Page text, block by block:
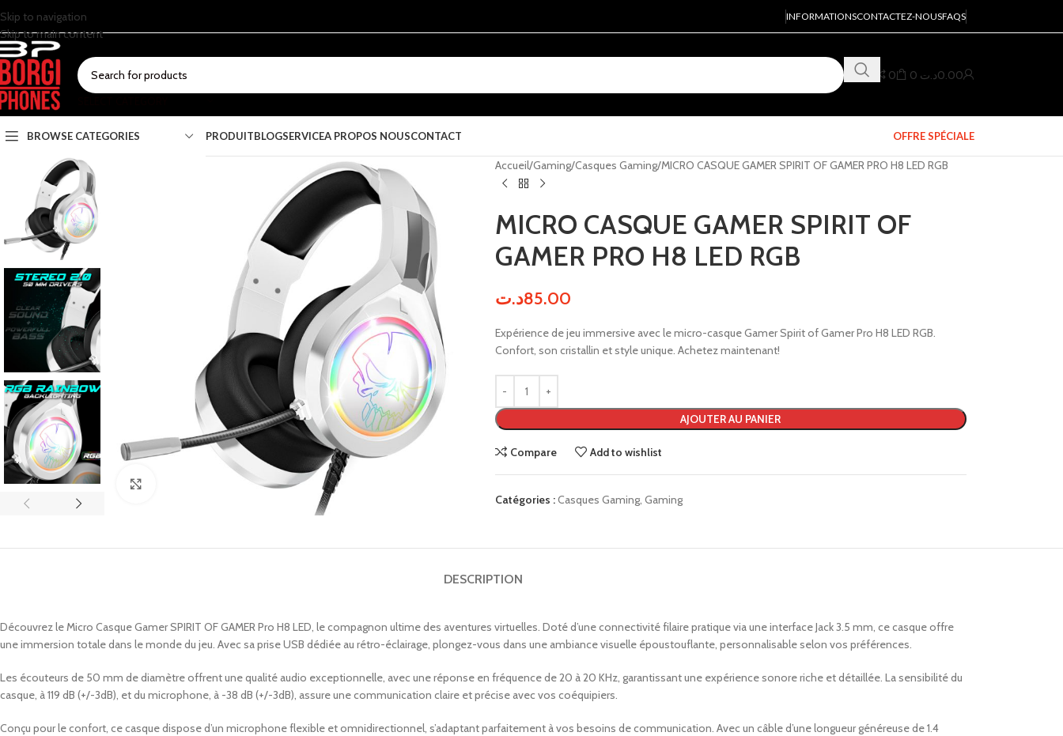
Skip to navigation
Skip to main content
INFORMATIONSCONTACTEZ-NOUSFAQS
0 0 0.00د.ت
BROWSE CATEGORIES PRODUITBLOGSERVICEA PROPOS NOUSCONTACT OFFRE SPÉCIALE
Accueil Gaming Casques Gaming MICRO CASQUE GAMER SPIRIT OF GAMER PRO H8 LED RGB
MICRO CASQUE GAMER SPIRIT OF
GAMER PRO H8 LED RGB
85.00د.ت
Expérience de jeu immersive avec le micro-casque Gamer Spirit of Gamer Pro H8 LED RGB.
Confort, son cristallin et style unique. Achetez maintenant!
AJOUTER AU PANIER
Compare Add to wishlist
Catégories :Casques Gaming, Gaming
DESCRIPTION
Découvrez le Micro Casque Gamer SPIRIT OF GAMER Pro H8 LED, le compagnon ultime des aventures virtuelles. Doté d’une connectivité filaire pratique via une interface Jack 3.5 mm, ce casque offre
une immersion totale dans le monde du jeu. Avec sa prise USB dédiée au rétro-éclairage, plongez-vous dans une ambiance visuelle époustouflante, personnalisable selon vos préférences.
Les écouteurs de 50 mm de diamètre offrent une qualité audio exceptionnelle, avec une réponse en fréquence de 20 à 20 KHz, garantissant une expérience sonore riche et détaillée. La sensibilité du
casque, à 119 dB (+/-3dB), et du microphone, à -38 dB (+/-3dB), assure une communication claire et précise avec vos coéquipiers.
Conçu pour le confort, ce casque dispose d’un microphone flexible et omnidirectionnel, s’adaptant parfaitement à vos besoins de communication. Avec un câble d’une longueur généreuse de 1.4